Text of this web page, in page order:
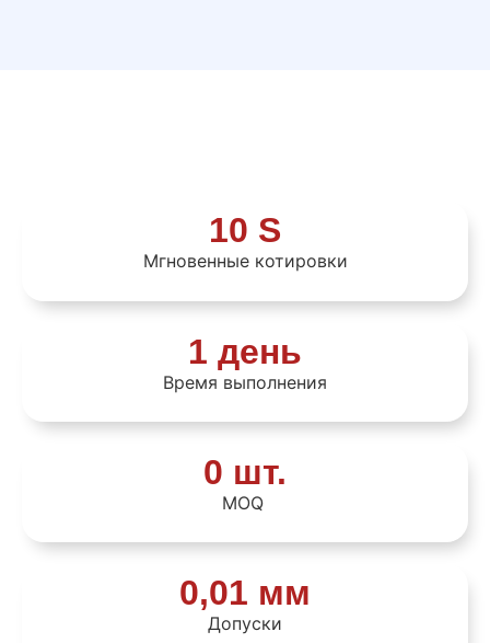
10 S
Мгновенные котировки
1 день
Время выполнения
0 шт.
MOQ
0,01 мм
Допуски